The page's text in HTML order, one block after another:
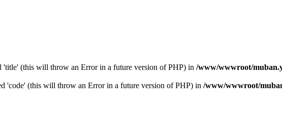
'title' (this will throw an Error in a future version of PHP) in /www/wwwroot/
'code' (this will throw an Error in a future version of PHP) in /www/wwwroot/